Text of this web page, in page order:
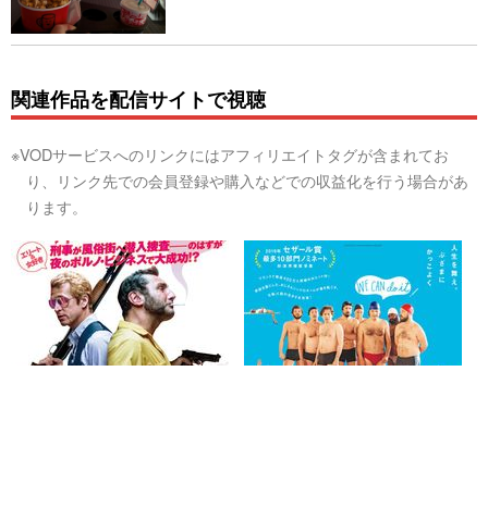
関連作品を配信サイトで視聴
※VODサービスへのリンクにはアフィリエイトタグが含まれてお
り、リンク先での会員登録や購入などでの収益化を行う場合があ
ります。